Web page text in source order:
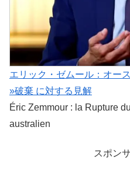
エリック・ゼムール：オー
»破棄 に対する見解
Éric Zemmour : la Rupture
australien
スポン